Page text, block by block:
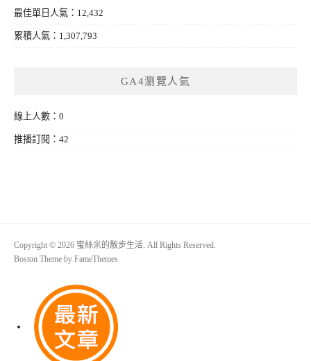
最佳單日人氣：12,432
累積人氣：1,307,793
GA4瀏覽人氣
線上人數：0
推播訂閱：42
Copyright © 2026 蜜絲米的散步生活. All Rights Reserved.
Boston Theme by FameThemes